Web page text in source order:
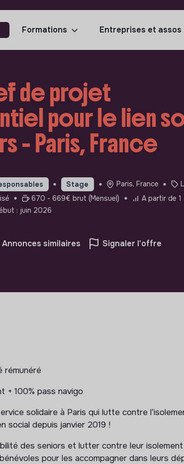
Formations Entreprises et assos
de projet
pour le lien
- Paris, France
Stage Paris, France
670 - 669€ brut (Mensuel)
A partir de 1
: juin 2026
Annonces similaires Signaler l'offre
rémunéré
+ 100% pass navigo
solidaire à Paris qui lutte contre
social depuis janvier 2019 !
des seniors et lutter contre leur
pour les accompagner dans leurs